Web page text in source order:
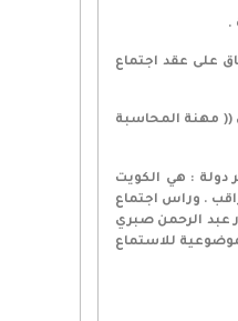
على عقد اجتماع
(( مهنة المحاسبة
عشر دولة : هي الكويت
. وراس اجتماع
عبد الرحمن صبري
للاستماع